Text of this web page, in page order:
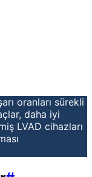
oranları sürekli
daha iyi
LVAD cihazları